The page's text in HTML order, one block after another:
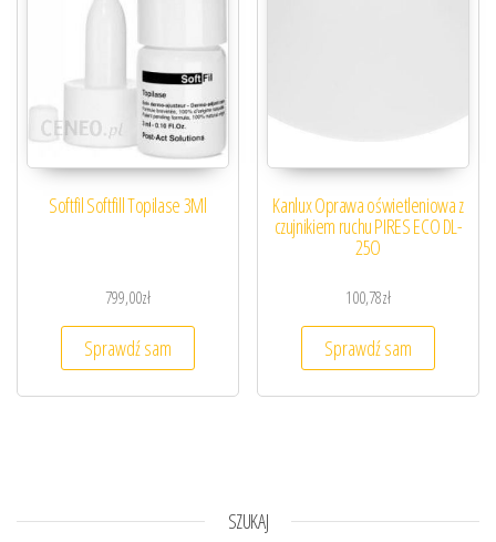
Softfil Softfill Topilase 3Ml
799,00zł
Sprawdź sam
Kanlux Oprawa oświetleniowa z
czujnikiem ruchu PIRES ECO DL-
25O
100,78zł
Sprawdź sam
SZUKAJ